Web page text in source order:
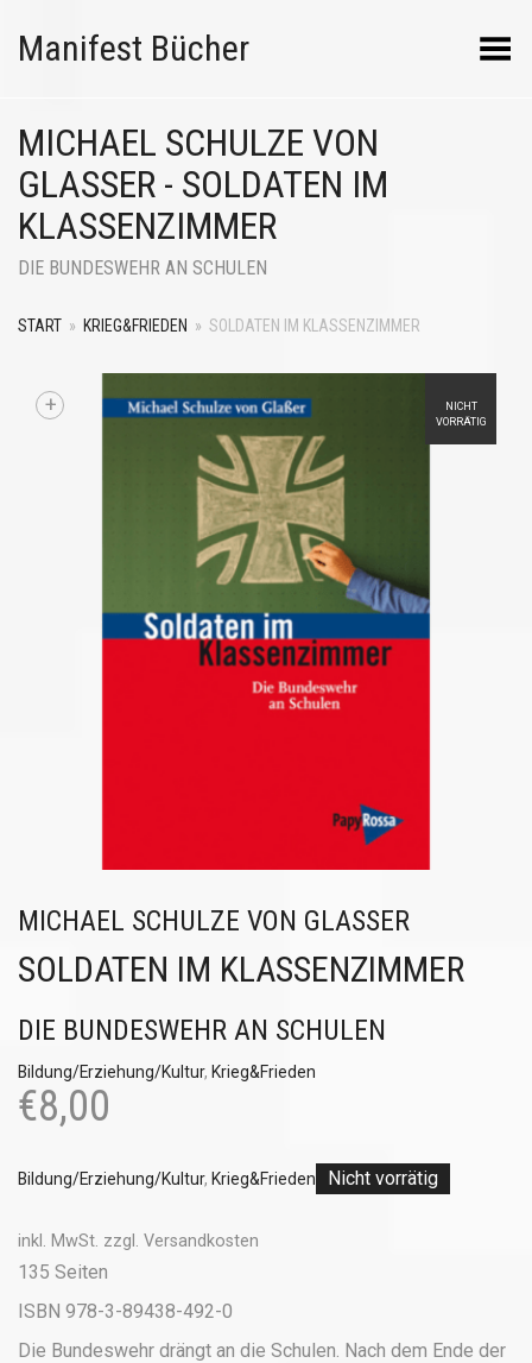
Manifest Bücher Menü umschalten
MICHAEL SCHULZE VON
GLASSER - SOLDATEN IM K
LASSENZIMMER
DIE BUNDESWEHR AN SCHULEN
START » KRIEG&FRIEDEN » SOLDATEN IM KLASSENZIMMER
NICHT
VORRÄTIG
+
MICHAEL SCHULZE VON GLASSER
SOLDATEN IM KLASSENZIMMER
DIE BUNDESWEHR AN SCHULEN
Bildung/Erziehung/Kultur, Krieg&Frieden
€8,00
Bildung/Erziehung/Kultur, Krieg&Frieden Nicht vorrätig
inkl. MwSt. zzgl. Versandkosten
135 Seiten
ISBN 978-3-89438-492-0
Die Bundeswehr drängt an die Schulen. Nach dem Ende der